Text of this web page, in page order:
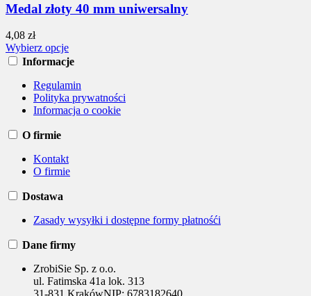
Medal złoty 40 mm uniwersalny
4,08 zł
Wybierz opcje
Informacje
Regulamin
Polityka prywatności
Informacja o cookie
O firmie
Kontakt
O firmie
Dostawa
Zasady wysyłki i dostępne formy płatnośći
Dane firmy
ZrobiSie Sp. z o.o.
ul. Fatimska 41a lok. 313